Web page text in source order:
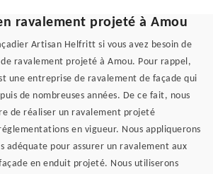
ravalement projeté à Amou
Artisan Helfritt si vous avez besoin de
ravalement projeté à Amou. Pour rappel,
une entreprise de ravalement de façade qui
de nombreuses années. De ce fait, nous
de réaliser un ravalement projeté
en vigueur. Nous appliquerons
adéquate pour assurer un ravalement aux
en enduit projeté. Nous utiliserons